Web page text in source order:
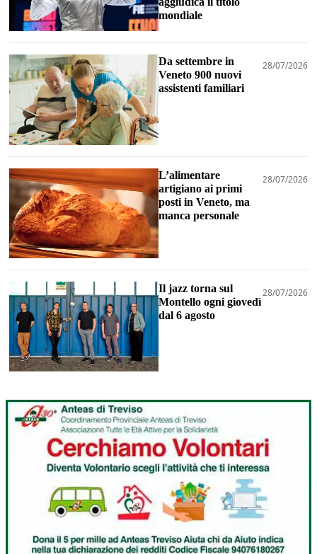
mondiale
Da settembre in
Veneto 900 nuovi
assistenti familiari
28/07/2026
L’alimentare
artigiano ai primi
posti in Veneto, ma
manca personale
28/07/2026
Il jazz torna sul
Montello ogni giovedì
dal 6 agosto
28/07/2026